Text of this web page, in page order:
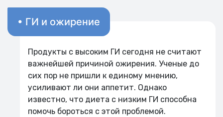
• ГИ и ожирение
Продукты с высоким ГИ сегодня не считают
важнейшей причиной ожирения. Ученые до
сих пор не пришли к единому мнению,
усиливают ли они аппетит. Однако
известно, что диета с низким ГИ способна
помочь бороться с этой проблемой.